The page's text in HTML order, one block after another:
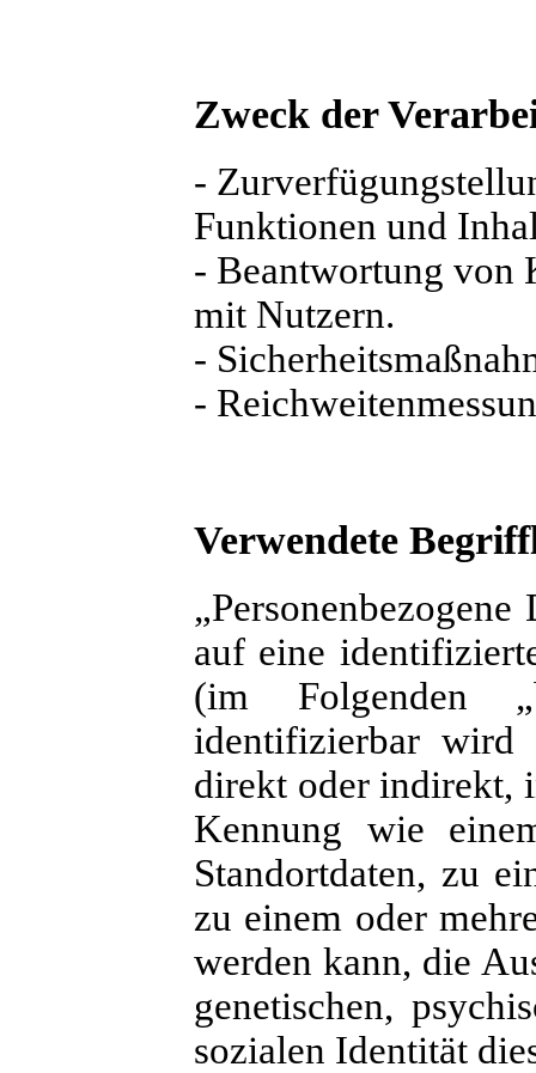
Zweck der
-
Funktionen und
- Beantwortung von
mit Nutzern.
-
-
Verwendete
auf eine
(im Folgenden
identifizierbar wird
direkt oder indirekt,
Kennung wie
Standortdaten, zu
zu einem oder
werden kann, die
genetischen,
sozialen Identität